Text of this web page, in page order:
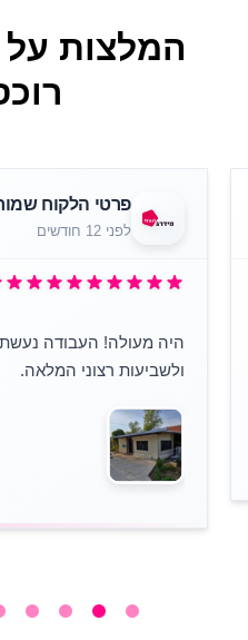
המלצות על
פרטי הלקוח
לפני 12 חודשים
היה מעולה! העבודה
ולשביעות רצוני המלאה.